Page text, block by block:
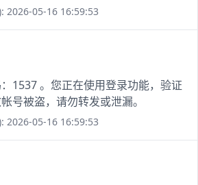
2026-05-16 16:59:53
：1537 。您正在使用登录功能，验证
号被盗，请勿转发或泄漏。
2026-05-16 16:59:53